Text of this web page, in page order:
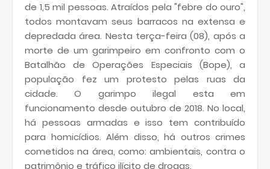
de 1,5 mil pessoas. Atraídos pela "febre do ouro",
todos montavam seus barracos na extensa e
depredada área. Nesta terça-feira (08), após a
morte de um garimpeiro em confronto com o
Batalhão de Operações Especiais (Bope), a
população fez um protesto pelas ruas da
cidade. O garimpo ilegal esta em
funcionamento desde outubro de 2018. No local,
há pessoas armadas e isso tem contribuído
para homicídios. Além disso, há outros crimes
cometidos na área, como: ambientais, contra o
patrimônio e tráfico ilícito de drogas.